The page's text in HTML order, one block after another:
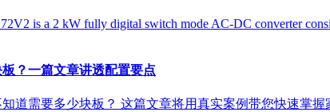
is a 2 kW fully digital switch mode AC-DC converter
？一篇文章讲透配置要点
道需要多少块板？ 这篇文章将用真实案例带您快速掌